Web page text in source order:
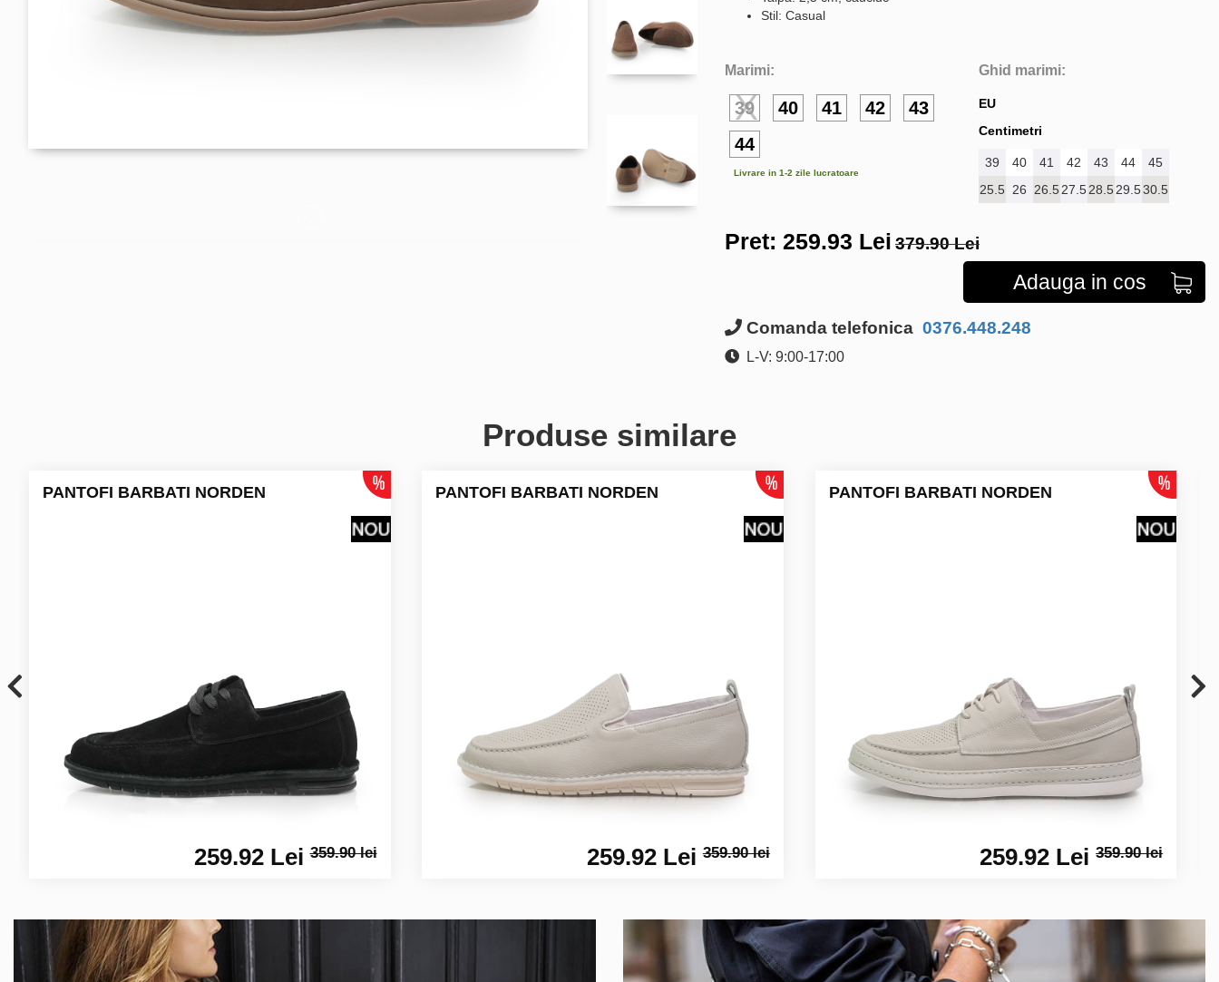
Stil: Casual
Marimi:
39 40 41 42
43
44
Livrare in 1-2 zile lucratoare
Ghid marimi:
EU
Centimetri
39 40 41 42 43 44
45
25.5 26 26.527.528.529.530.5
Pret: 259.93 Lei 379.90 Lei
Adauga in cos
Comanda telefonica 0376.448.248
L-V: 9:00-17:00
Produse similare
PANTOFI BARBATI NORDEN
259.92 Lei359.90 lei
PANTOFI BARBATI NORDEN
259.92 Lei359.90 lei
PANTOFI BARBATI NORDEN
259.92 Lei359.90 lei